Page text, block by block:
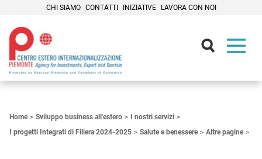
CHI SIAMO CONTATTI INIZIATIVE LAVORA CON NOI
Home Sviluppo business all'estero
I nostri servizi
I progetti Integrati di Filiera 2024-2025
Salute e benessere Altre pagine